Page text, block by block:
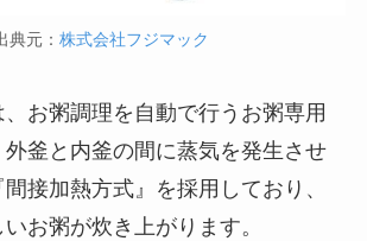
典元： 株式会社フジマック
お粥調理を自動で行うお粥専用
釜と内釜の間に蒸気を発生させ
接加熱方式』を採用しており、
お粥が炊き上がります。